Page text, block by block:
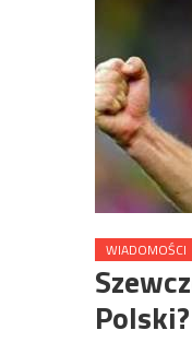
WIADOMOŚCI
Polski?